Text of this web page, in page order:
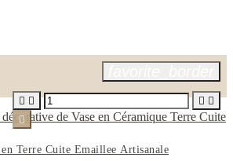
en Terre Cuite Emaillee Artisanale
   
